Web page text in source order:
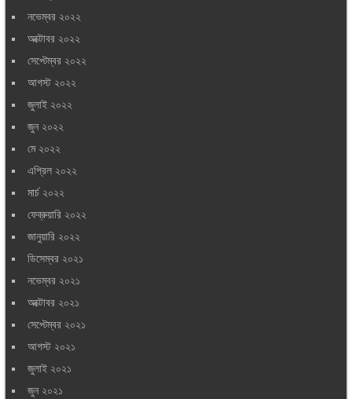
নভেম্বর ২০২২
অক্টোবর ২০২২
সেপ্টেম্বর ২০২২
আগস্ট ২০২২
জুলাই ২০২২
জুন ২০২২
মে ২০২২
এপ্রিল ২০২২
মার্চ ২০২২
ফেব্রুয়ারি ২০২২
জানুয়ারি ২০২২
ডিসেম্বর ২০২১
নভেম্বর ২০২১
অক্টোবর ২০২১
সেপ্টেম্বর ২০২১
আগস্ট ২০২১
জুলাই ২০২১
জুন ২০২১